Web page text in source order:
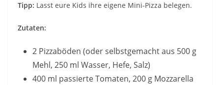
Tipp: Lasst eure Kids ihre eigene Mini-Pizza belegen.
Zutaten:
2 Pizzaböden (oder selbstgemacht aus 500 g
Mehl, 250 ml Wasser, Hefe, Salz)
400 ml passierte Tomaten, 200 g Mozzarella